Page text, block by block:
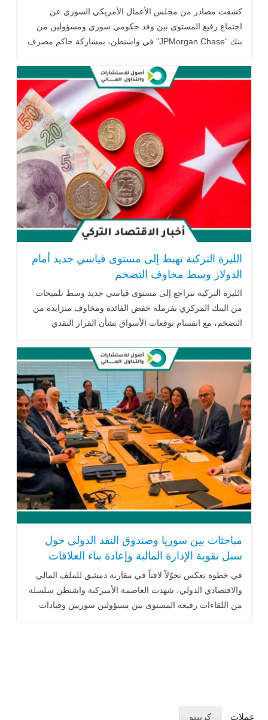
كشفت مصادر من مجلس الأعمال الأمريكي السوري عن
اجتماع رفيع المستوى بين وفد حكومي سوري ومسؤولين من
بنك “JPMorgan Chase” في واشنطن، بمشاركة حاكم مصرف
الليرة التركية تهبط إلى مستوى قياسي جديد أمام
الدولار وسط مخاوف التضخم
الليرة التركية تتراجع إلى مستوى قياسي جديد وسط تلميحات
من البنك المركزي بفرملة خفض الفائدة ومخاوف متزايدة من
التضخم، مع انقسام توقعات الأسواق بشأن القرار النقدي
مباحثات بين سوريا وصندوق النقد الدولي حول
سبل تقوية الإدارة المالية وإعادة بناء العلاقات
الاقتصادية الدولية
في خطوة تعكس تحوّلاً لافتاً في مقاربة دمشق للملف المالي
والاقتصادي الدولي، شهدت العاصمة الأميركية واشنطن سلسلة
من اللقاءات رفيعة المستوى بين مسؤولين سوريين وقيادات
عملات كريبتو